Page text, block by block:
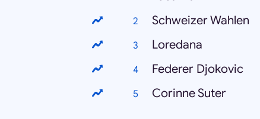
Schweizer Wahlen
Loredana
Federer Djokovic
Corinne Suter